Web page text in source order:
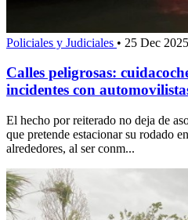
Policiales y Judiciales • 25 Dec 2025
Calles peligrosas:
incidentes con
El hecho por reiterado no deja de
que pretende estacionar su rodado
alrededores, al ser conm...